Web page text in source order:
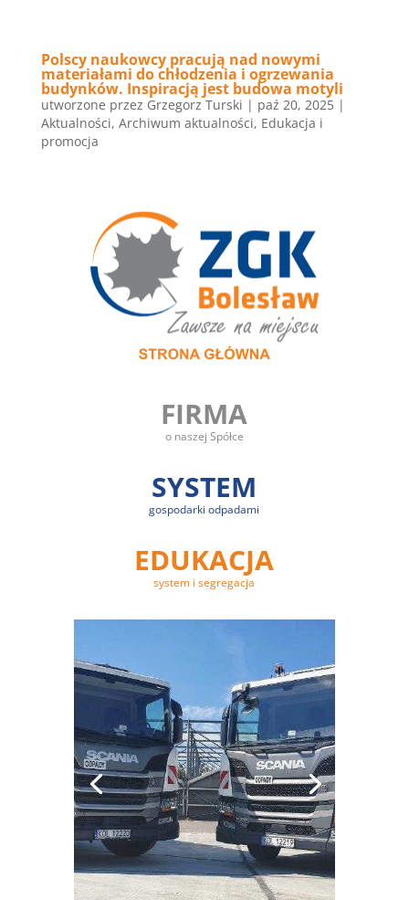
Polscy naukowcy pracują nad nowymi
materiałami do chłodzenia i ogrzewania
budynków. Inspiracją jest budowa motyli
utworzone przez Grzegorz Turski | paź 20, 2025|
Aktualności, Archiwum aktualności, Edukacja i
promocja
FIRMA
o naszej Spółce
SYSTEM
gospodarki odpadami
EDUKACJA
system i segregacja